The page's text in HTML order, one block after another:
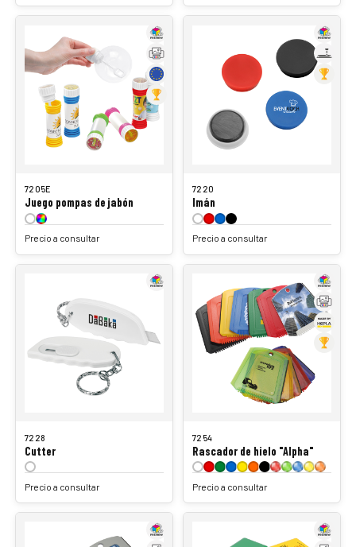
7205E
Juego pompas de jabón
Precio a consultar
7220
Imán
Precio a consultar
7228
Cutter
Precio a consultar
7254
Rascador de hielo "Alpha"
Precio a consultar